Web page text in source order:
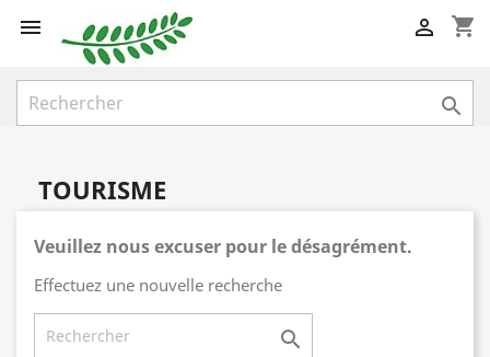
 shopping_cart


TOURISME
Veuillez nous excuser pour le désagrément.
Effectuez une nouvelle recherche
